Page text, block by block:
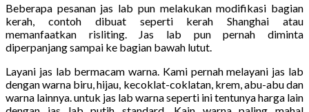
Beberapa pesanan jas lab pun melakukan modifikasi bagian
kerah, contoh dibuat seperti kerah Shanghai atau
memanfaatkan risliting. Jas lab pun pernah diminta
diperpanjang sampai ke bagian bawah lutut.
Layani jas lab bermacam warna. Kami pernah melayani jas lab
dengan warna biru, hijau, kecoklat-coklatan, krem, abu-abu dan
warna lainnya. untuk jas lab warna seperti ini tentunya harga lain